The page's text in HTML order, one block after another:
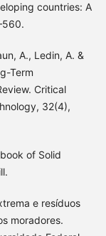
countries: A
A., Ledin, A. &
Term
Critical
32(4),
of Solid
e resíduos
moradores.